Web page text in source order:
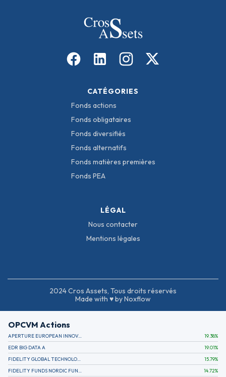
CATÉGORIES
Fonds actions
Fonds obligataires
Fonds diversifiés
Fonds alternatifs
Fonds matières premières
Fonds PEA
LÉGAL
Nous contacter
Mentions légales
2024 Cros Assets, Tous droits réservés
Made with ♥ by Noxflow
OPCVM Actions
APERTURE EUROPEAN INNOVATION 19.38%
EDR BIG DATA A
19.01%
15.79%
14.72%